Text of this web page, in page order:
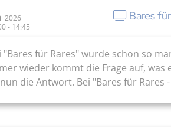
2026
- 14:45
Bares
"Bares für Rares" wurde schon so
wieder kommt die Frage auf,
die Antwort. Bei "Bares für